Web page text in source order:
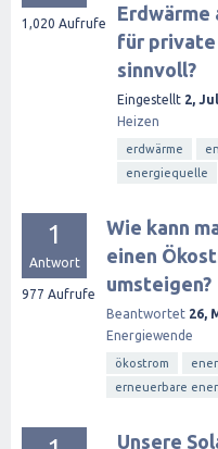
1,020 Aufrufe
Erdwärme
für private
sinnvoll?
Eingestellt 2,
Heizen
erdwärme
energiequelle
1
Antwort
977 Aufrufe
Wie kann
einen
umsteigen?
Beantwortet 26,
Energiewende
ökostrom
erneuerbare
Unsere